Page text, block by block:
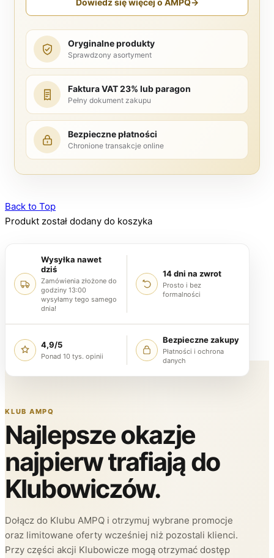
Dowiedz się więcej o AMPQ→
Oryginalne produkty
Sprawdzony asortyment
Faktura VAT 23% lub paragon
Pełny dokument zakupu
Bezpieczne płatności
Chronione transakcje online
Back to Top
Produkt został dodany do koszyka
Wysyłka nawet
dziś
Zamówienia złożone do
godziny 13:00
wysyłamy tego samego
dnia!
14 dni na zwrot
Prosto i bez
formalności
4,9/5
Ponad 10 tys. opinii
Bezpieczne zakupy
Płatności i ochrona
danych
KLUB AMPQ
Najlepsze okazje
najpierw trafiają do
Klubowiczów.
Dołącz do Klubu AMPQ i otrzymuj wybrane promocje
oraz limitowane oferty wcześniej niż pozostali klienci.
Przy części akcji Klubowicze mogą otrzymać dostęp